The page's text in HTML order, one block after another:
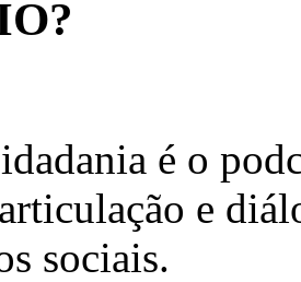
é o
e
sociais.